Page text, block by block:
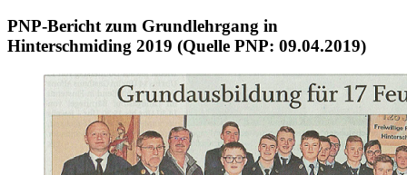
PNP-Bericht zum Grundlehrgang in
Hinterschmiding 2019 (Quelle PNP: 09.04.2019)